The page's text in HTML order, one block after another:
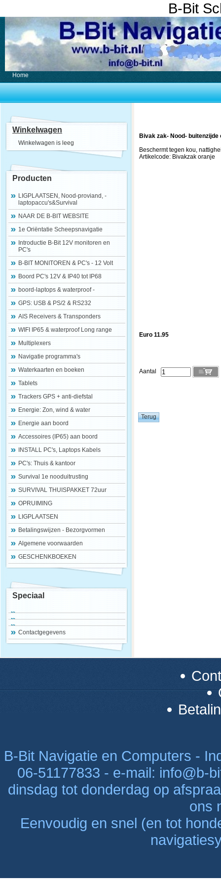
B-Bit
Home
Winkelwagen
Winkelwagen is leeg
Producten
LIGPLAATSEN, Nood-proviand, -
laptopaccu's&Survival
NAAR DE B-BIT WEBSITE
1e Oriëntatie Scheepsnavigatie
Introductie B-Bit 12V monitoren en
PC's
B-BIT MONITOREN & PC's - 12 Volt
Boord PC's 12V & IP40 tot IP68
boord-laptops & waterproof -
GPS: USB & PS/2 & RS232
AIS Receivers & Transponders
WIFI IP65 & waterproof Long range
Multiplexers
Navigatie programma's
Waterkaarten en boeken
Tablets
Trackers GPS + anti-diefstal
Energie: Zon, wind & water
Energie aan boord
Accessoires (IP65) aan boord
INSTALL PC's, Laptops Kabels
PC's: Thuis & kantoor
Survival 1e nooduitrusting
SURVIVAL THUISPAKKET 72uur
OPRUIMING
LIGPLAATSEN
Betalingswijzen - Bezorgvormen
Algemene voorwaarden
GESCHENKBOEKEN
Speciaal
Contactgegevens
Bivak zak- Nood-
Beschermt tegen kou,
Artikelcode: Bivakzak oranje
Euro 11.95
Aantal
B-Bit Navigatie en Computers -
06-51177833 - e-mail: info@b-
dinsdag tot donderdag op
ons
Eenvoudig en snel (en tot